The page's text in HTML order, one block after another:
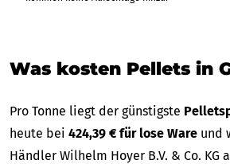
Was kosten Pellets in
Pro Tonne liegt der günstigste
heute bei 424,39 € für lose Ware und
Händler Wilhelm Hoyer B.V. & Co. KG